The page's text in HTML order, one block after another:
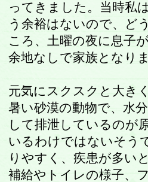
ってきました。当時私
う余裕はないので、ど
ころ、土曜の夜に息子
余地なしで家族となり
元気にスクスクと大き
暑い砂漠の動物で、水
して排泄しているのが
いるわけではないそう
りやすく、疾患が多い
補給やトイレの様子、